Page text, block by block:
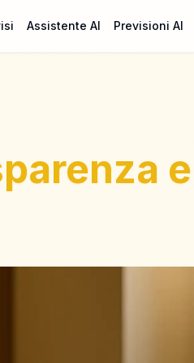
Assistente AI Previsioni AI